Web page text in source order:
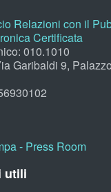
Relazioni con il
Certificata
010.1010
Garibaldi 9,
- Press Room
utili